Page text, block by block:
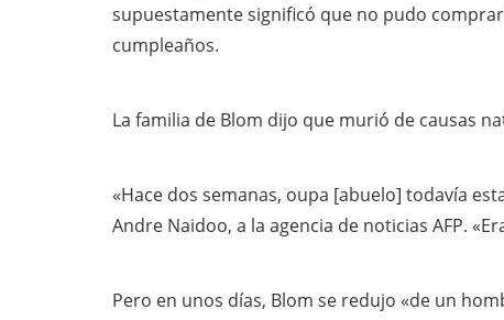
supuestamente significó que no pudo
cumpleaños.
La familia de Blom dijo que murió de causas
«Hace dos semanas, oupa [abuelo] todavía
Andre Naidoo, a la agencia de noticias AFP.
Pero en unos días, Blom se redujo «de un